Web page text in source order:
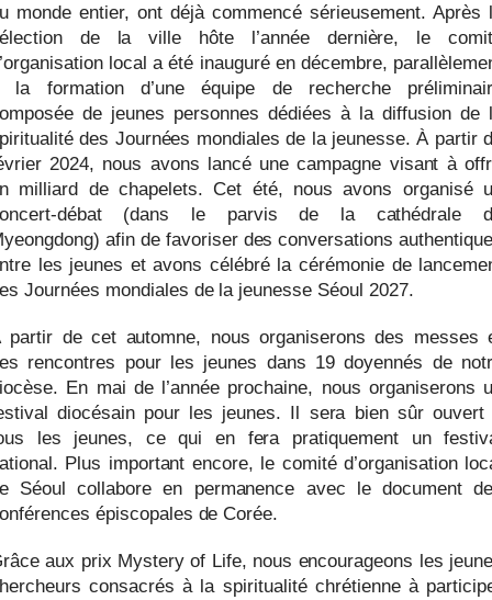
monde entier, ont déjà commencé sérieusement. Après
de la ville hôte l’année dernière, le
local a été inauguré en décembre,
la formation d’une équipe de recherche
de jeunes personnes dédiées à la diffusion de
des Journées mondiales de la jeunesse. À partir
2024, nous avons lancé une campagne visant à
milliard de chapelets. Cet été, nous avons organisé
débat (dans le parvis de la cathédrale
afin de favoriser des conversations
les jeunes et avons célébré la cérémonie de
Journées mondiales de la jeunesse Séoul 2027.
partir de cet automne, nous organiserons des messes
rencontres pour les jeunes dans 19 doyennés de
En mai de l’année prochaine, nous organiserons
diocésain pour les jeunes. Il sera bien sûr ouvert
les jeunes, ce qui en fera pratiquement un
Plus important encore, le comité d’organisation
Séoul collabore en permanence avec le document
épiscopales de Corée.
aux prix Mystery of Life, nous encourageons les
consacrés à la spiritualité chrétienne à